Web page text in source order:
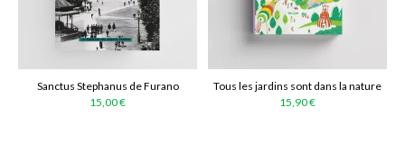
Sanctus Stephanus de Furano
15,00 €
Tous les jardins sont dans la nature
15,90 €